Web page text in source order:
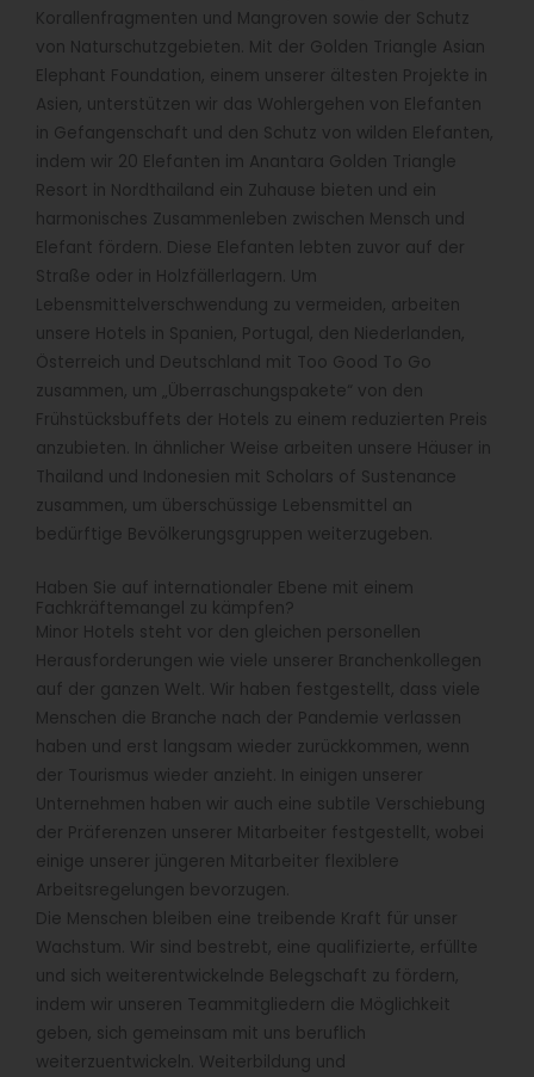
Korallenfragmenten und Mangroven sowie der Schutz
von Naturschutzgebieten. Mit der Golden Triangle Asian
Elephant Foundation, einem unserer ältesten Projekte in
Asien, unterstützen wir das Wohlergehen von Elefanten
in Gefangenschaft und den Schutz von wilden Elefanten,
indem wir 20 Elefanten im Anantara Golden Triangle
Resort in Nordthailand ein Zuhause bieten und ein
harmonisches Zusammenleben zwischen Mensch und
Elefant fördern. Diese Elefanten lebten zuvor auf der
Straße oder in Holzfällerlagern. Um
Lebensmittelverschwendung zu vermeiden, arbeiten
unsere Hotels in Spanien, Portugal, den Niederlanden,
Österreich und Deutschland mit Too Good To Go
zusammen, um „Überraschungspakete“ von den
Frühstücksbuffets der Hotels zu einem reduzierten Preis
anzubieten. In ähnlicher Weise arbeiten unsere Häuser in
Thailand und Indonesien mit Scholars of Sustenance
zusammen, um überschüssige Lebensmittel an
bedürftige Bevölkerungsgruppen weiterzugeben.
Haben Sie auf internationaler Ebene mit einem
Fachkräftemangel zu kämpfen?
Minor Hotels steht vor den gleichen personellen
Herausforderungen wie viele unserer Branchenkollegen
auf der ganzen Welt. Wir haben festgestellt, dass viele
Menschen die Branche nach der Pandemie verlassen
haben und erst langsam wieder zurückkommen, wenn
der Tourismus wieder anzieht. In einigen unserer
Unternehmen haben wir auch eine subtile Verschiebung
der Präferenzen unserer Mitarbeiter festgestellt, wobei
einige unserer jüngeren Mitarbeiter flexiblere
Arbeitsregelungen bevorzugen.
Die Menschen bleiben eine treibende Kraft für unser
Wachstum. Wir sind bestrebt, eine qualifizierte, erfüllte
und sich weiterentwickelnde Belegschaft zu fördern,
indem wir unseren Teammitgliedern die Möglichkeit
geben, sich gemeinsam mit uns beruflich
weiterzuentwickeln. Weiterbildung und